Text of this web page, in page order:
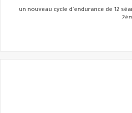
un nouveau cycle d'endurance de 12